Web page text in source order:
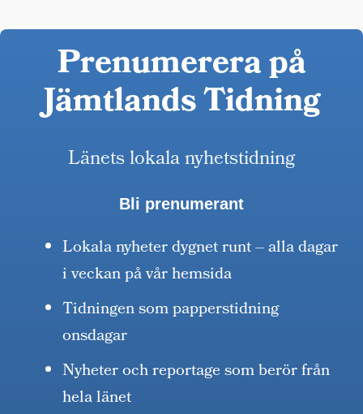
Prenumerera på
Jämtlands Tidning
Länets lokala nyhetstidning
Bli prenumerant
Lokala nyheter dygnet runt – alla dagar
i veckan på vår hemsida
Tidningen som papperstidning
onsdagar
Nyheter och reportage som berör från
hela länet